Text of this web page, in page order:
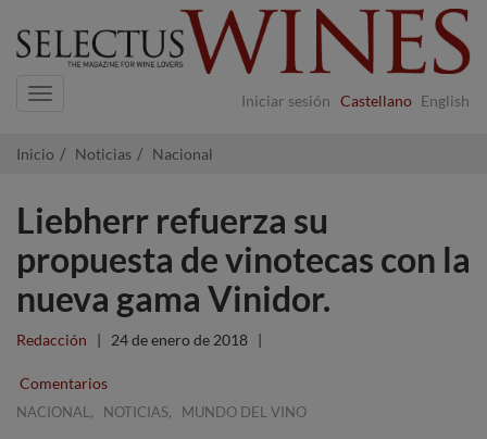
Iniciar sesión Castellano English
Navigation
Inicio Noticias Nacional
Liebherr refuerza su
propuesta de vinotecas con la
nueva gama Vinidor.
Redacción | 24 de enero de 2018 |
Comentarios
NACIONAL , NOTICIAS, MUNDO DEL VINO